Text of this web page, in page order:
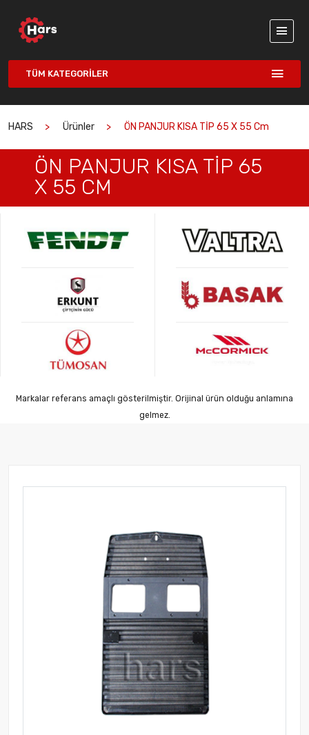
TÜM KATEGORILER
HARS Ürünler ÖN PANJUR KISA TİP 65 X 55 Cm
ÖN PANJUR KISA TİP 65
X 55 CM
Markalar referans amaçlı gösterilmiştir. Orijinal ürün olduğu anlamına
gelmez.